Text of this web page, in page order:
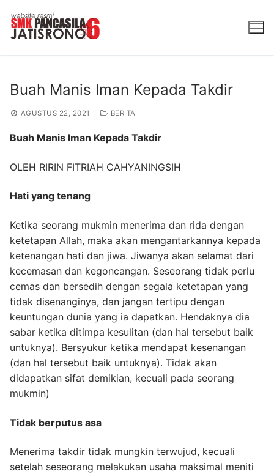
konten
Buah Manis Iman Kepada Takdir
AGUSTUS 22, 2021 BERITA
Buah Manis Iman Kepada Takdir
OLEH RIRIN FITRIAH CAHYANINGSIH
Hati yang tenang
Ketika seorang mukmin menerima dan rida dengan
ketetapan Allah, maka akan mengantarkannya kepada
ketenangan hati dan jiwa. Jiwanya akan selamat dari
kecemasan dan kegoncangan. Seseorang tidak perlu
cemas dan bersedih dengan segala ketetapan yang
tidak disenanginya, dan jangan tertipu dengan
keuntungan dunia yang ia dapatkan. Hendaknya dia
sabar ketika ditimpa kesulitan (dan hal tersebut baik
untuknya). Bersyukur ketika mendapat kesenangan
(dan hal tersebut baik untuknya). Tidak akan
didapatkan sifat demikian, kecuali pada seorang
mukmin)
Tidak berputus asa
Menerima takdir tidak mungkin terwujud, kecuali
setelah seseorang melakukan usaha maksimal meniti